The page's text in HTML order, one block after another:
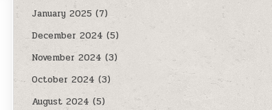
January 2025 (7)
December 2024 (5)
November 2024 (3)
October 2024 (3)
August 2024 (5)